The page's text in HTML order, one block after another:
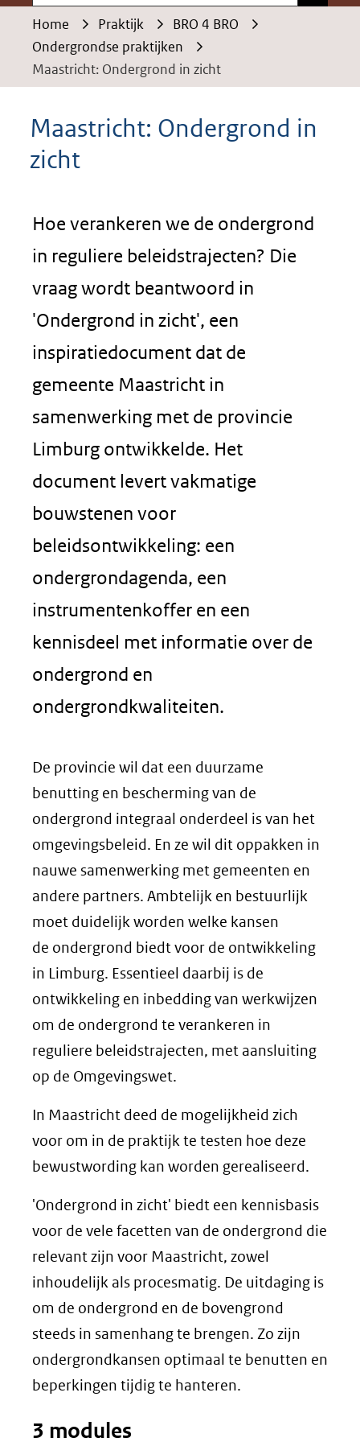
Home Praktijk
BRO 4 BRO
Ondergrondse praktijken
Maastricht: Ondergrond in zicht
Maastricht: Ondergrond in
zicht
Hoe verankeren we de ondergrond
in reguliere beleidstrajecten? Die
vraag wordt beantwoord in
'Ondergrond in zicht', een
inspiratiedocument dat de
gemeente Maastricht in
samenwerking met de provincie
Limburg ontwikkelde. Het
document levert vakmatige
bouwstenen voor
beleidsontwikkeling: een
ondergrondagenda, een
instrumentenkoffer en een
kennisdeel met informatie over de
ondergrond en
ondergrondkwaliteiten.
De provincie wil dat een duurzame
benutting en bescherming van de
ondergrond integraal onderdeel is van het
omgevingsbeleid. En ze wil dit oppakken in
nauwe samenwerking met gemeenten en
andere partners. Ambtelijk en bestuurlijk
moet duidelijk worden welke kansen
de ondergrond biedt voor de ontwikkeling
in Limburg. Essentieel daarbij is de
ontwikkeling en inbedding van werkwijzen
om de ondergrond te verankeren in
reguliere beleidstrajecten, met aansluiting
op de Omgevingswet.
In Maastricht deed de mogelijkheid zich
voor om in de praktijk te testen hoe deze
bewustwording kan worden gerealiseerd.
'Ondergrond in zicht' biedt een kennisbasis
voor de vele facetten van de ondergrond die
relevant zijn voor Maastricht, zowel
inhoudelijk als procesmatig. De uitdaging is
om de ondergrond en de bovengrond
steeds in samenhang te brengen. Zo zijn
ondergrondkansen optimaal te benutten en
beperkingen tijdig te hanteren.
3 modules